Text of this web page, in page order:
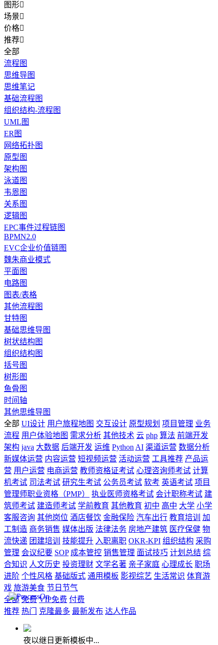
图形
场景
价格
推荐
全部
流程图
思维导图
思维笔记
基础流程图
组织结构-流程图
UML图
ER图
网络拓扑图
原型图
架构图
泳道图
韦恩图
关系图
逻辑图
EPC事件过程链图
BPMN2.0
EVC企业价值链图
魏朱商业模式
平面图
电路图
图表/表格
其他流程图
甘特图
基础思维导图
树状结构图
组织结构图
括号图
树形图
鱼骨图
时间轴
其他思维导图
全部 UI设计 用户旅程地图 交互设计 原型规划 项目管理 业务
流程 用户体验地图 需求分析 其他技术 云 php 算法 前端开发
架构 java 大数据 后端开发 运维 Python AI 渠道运营 数据分析
新媒体运营 内容运营 短视频运营 活动运营 工具推荐 产品运
营 用户运营 电商运营 教师资格证考试 心理咨询师考试 计算
机考试 司法考试 研究生考试 公务员考试 软考 英语考试 项目
管理师职业资格（PMP）
执业医师资格考试 会计职称考试 建
筑师考试 建造师考试 学前教育 其他教育 初中 高中 大学 小学
客服咨询 其他岗位 酒店餐饮 金融保险 汽车出行 教育培训
加
工制造 商务销售 媒体出版 法律法务 房地产建筑 医疗保健 物
流快递 团建培训 技能提升 入职离职 OKR-KPI 组织结构 采购
管理 会议纪要 SOP 成本管控 销售管理 面试技巧 计划总结 综
合知识 人文历史 投资理财 文学名著 亲子家庭 心理成长 职场
进阶 个性风格 基础版式 通用模板 影视综艺 生活常识 体育游
戏 旅游美食 节日节气
全部 免费 VIP免费 付费
推荐 热门 克隆最多 最新发布 达人作品
夜以继日更新模板中...